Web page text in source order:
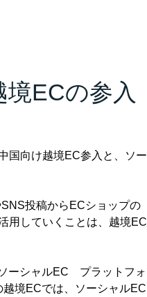
ECの参入
国向け越境EC参入と、ソー
投稿からECショップの
用していくことは、越境EC
ーシャルEC プラットフォ
境ECでは、ソーシャルEC